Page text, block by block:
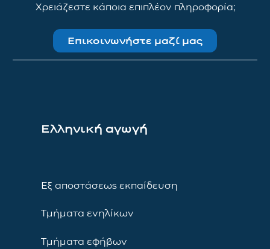
Χρειάζεστε κάποια επιπλέον πληροφορία;
Επικοινωνήστε μαζί μας
Ελληνική αγωγή
Εξ αποστάσεως εκπαίδευση
Τμήματα ενηλίκων
Τμήματα εφήβων